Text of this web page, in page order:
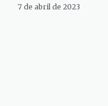
7 de abril de 2023